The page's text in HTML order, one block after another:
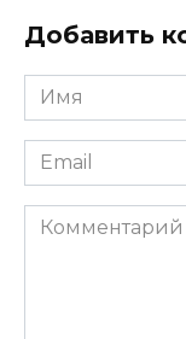
Добавить
Имя
*
Email
*
Комментарий